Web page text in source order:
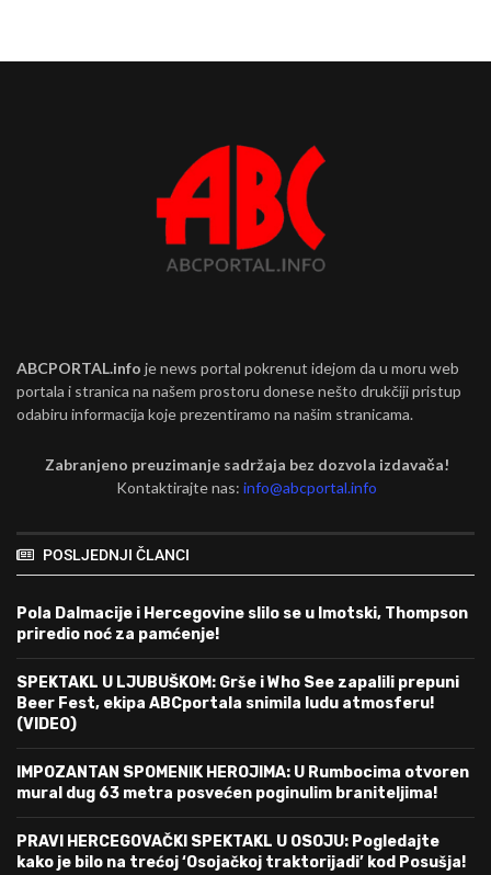
ABCPORTAL.info je news portal pokrenut idejom da u moru web
portala i stranica na našem prostoru donese nešto drukčiji pristup
odabiru informacija koje prezentiramo na našim stranicama.
Zabranjeno preuzimanje sadržaja bez dozvola izdavača!
Kontaktirajte nas:info@abcportal.info
POSLJEDNJI ČLANCI
Pola Dalmacije i Hercegovine slilo se u Imotski, Thompson
priredio noć za pamćenje!
SPEKTAKL U LJUBUŠKOM: Grše i Who See zapalili prepuni
Beer Fest, ekipa ABCportala snimila ludu atmosferu!
(VIDEO)
IMPOZANTAN SPOMENIK HEROJIMA: U Rumbocima otvoren
mural dug 63 metra posvećen poginulim braniteljima!
PRAVI HERCEGOVAČKI SPEKTAKL U OSOJU: Pogledajte
kako je bilo na trećoj ‘Osojačkoj traktorijadi’ kod Posušja!